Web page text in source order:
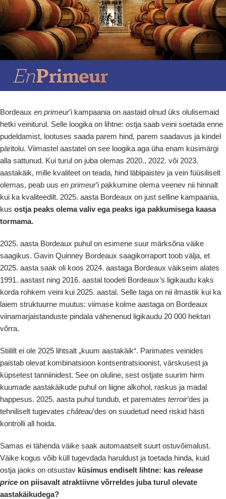
Bordeaux en primeur’i kampaania on aastaid olnud üks olulisemaid
hetki veiniturul. Selle loogika on lihtne: ostja saab veini soetada enne
pudeldamist, lootuses saada parem hind, parem saadavus ja kindel
päritolu. Viimastel aastatel on see loogika aga üha enam küsimärgi
alla sattunud. Kui turul on juba olemas 2020., 2022. või 2023.
aastakäik, mille kvaliteet on teada, hind läbipaistev ja vein füüsiliselt
olemas, peab uus en primeur’i pakkumine olema veenev nii hinnalt
kui ka kvaliteedilt. 2025. aasta Bordeaux on just selline kampaania,
kus ostja peaks olema valiv ega peaks iga pakkumisega kaasa
tormama.
2025. aasta Bordeaux puhul on esimene suur märksõna väike
saagikus. Gavin Quinney Bordeaux saagikorraport toob välja, et
2025. aasta saak oli koos 2024. aastaga Bordeaux väikseim alates
1991. aastast ning 2016. aastal toodeti Bordeaux’s ligikaudu kaks
korda rohkem veini kui 2025. aastal. Selle taga on nii ilmastik kui ka
laiem struktuurne muutus: viimase kolme aastaga on Bordeaux
viinamarjaistanduste pindala vähenenud ligikaudu 20 000 hektari
võrra.
Stiililt ei ole 2025 lihtsalt „kuum aastakäik“. Parimates veinides
paistab olevat kombinatsioon kontsentratsioonist, värskusest ja
küpsetest tanniinidest. See on oluline, sest ostjate suurim hirm
kuumade aastakäikude puhul on liigne alkohol, raskus ja madal
happesus. 2025. aasta puhul tundub, et paremates terroir’des ja
tehniliselt tugevates château’des on suudetud need riskid hästi
kontrolli all hoida.
Samas ei tähenda väike saak automaatselt suurt ostuvõimalust.
Väike kogus võib küll tugevdada haruldust ja toetada hinda, kuid
ostja jaoks on otsustav küsimus endiselt lihtne: kas release
price on piisavalt atraktiivne võrreldes juba turul olevate
aastakäikudega?